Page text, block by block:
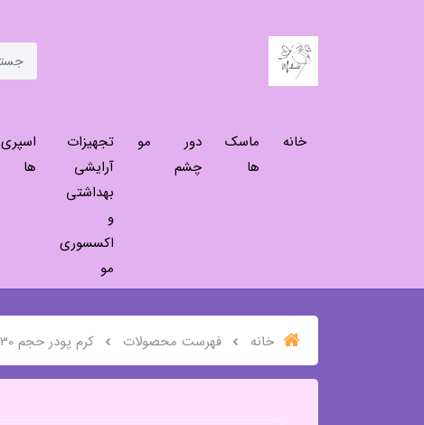
خانه
ماسک
ها
دور
چشم
مو
تجهیزات
آرایشی
بهداشتی
و
اکسسوری
مو
اسپری
ها
خانه فهرست محصولات کرم پودر حجم 30میلی لیتر رنگ سفید طبیعی